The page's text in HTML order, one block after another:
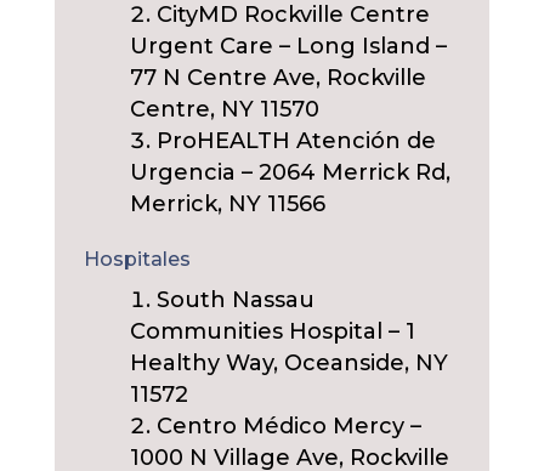
CityMD Rockville Centre
Urgent Care – Long Island –
77 N Centre Ave, Rockville
Centre, NY 11570
ProHEALTH Atención de
Urgencia – 2064 Merrick Rd,
Merrick, NY 11566
Hospitales
South Nassau
Communities Hospital – 1
Healthy Way, Oceanside, NY
11572
Centro Médico Mercy –
1000 N Village Ave, Rockville